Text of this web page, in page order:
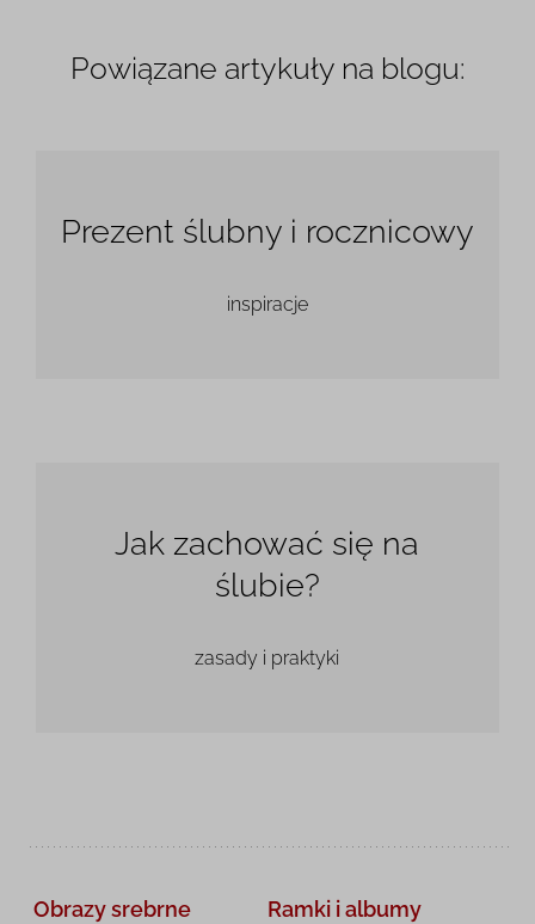
Powiązane artykuły na blogu:
Prezent ślubny i rocznicowy
inspiracje
Jak zachować się na
ślubie?
zasady i praktyki
Obrazy srebrne Ramki i albumy